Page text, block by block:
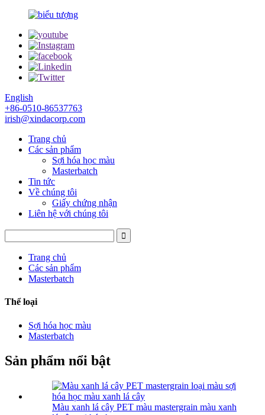
English
+86-0510-86537763
irish@xindacorp.com
Trang chủ
Các sản phẩm
Sợi hóa học màu
Masterbatch
Tin tức
Về chúng tôi
Giấy chứng nhận
Liên hệ với chúng tôi
Trang chủ
Các sản phẩm
Masterbatch
Thể loại
Sợi hóa học màu
Masterbatch
Sản phẩm nổi bật
Màu xanh lá cây PET màu mastergrain màu xanh